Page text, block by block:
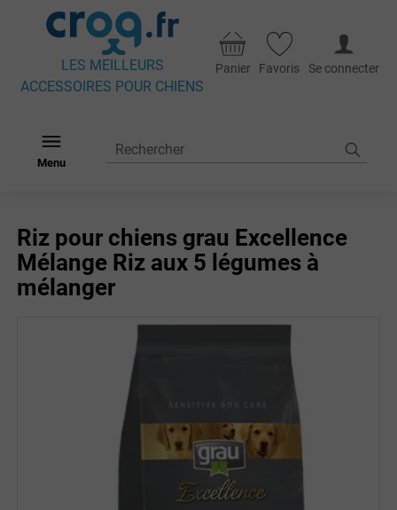
LES MEILLEURS
ACCESSOIRES POUR CHIENS
Panier Favoris Se connecter
Menu
Riz pour chiens grau Excellence
Mélange Riz aux 5 légumes à
mélanger